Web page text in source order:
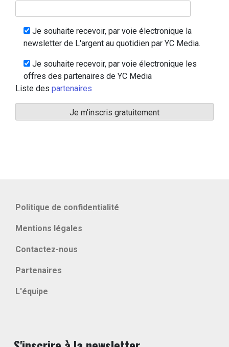
Je souhaite recevoir, par voie électronique la
newsletter de L'argent au quotidien par YC Media.
Je souhaite recevoir, par voie électronique les
offres des partenaires de YC Media
Liste des partenaires
Politique de confidentialité
Mentions légales
Contactez-nous
Partenaires
L'équipe